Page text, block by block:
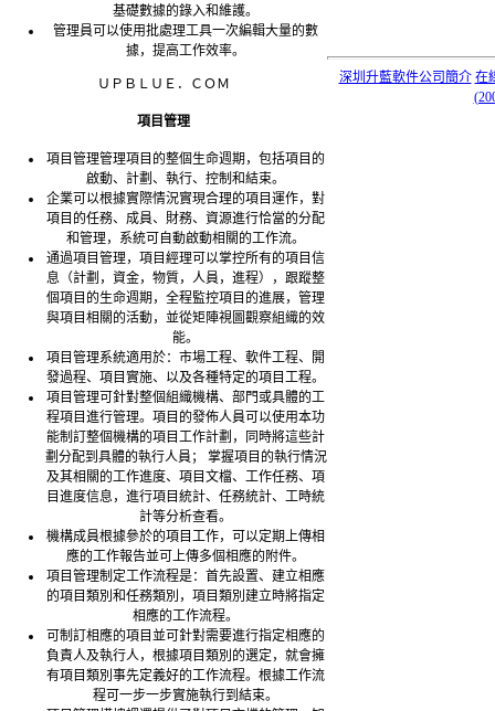
基礎數據的錄入和維護。
管理員可以使用批處理工具一次編輯大量的數
據，提高工作效率。
ＵＰＢＬＵＥ．ＣＯＭ
項目管理
項目管理管理項目的整個生命週期，包括項目的
啟動、計劃、執行、控制和結束。
企業可以根據實際情況實現合理的項目運作，對
項目的任務、成員、財務、資源進行恰當的分配
和管理，系統可自動啟動相關的工作流。
通過項目管理，項目經理可以掌控所有的項目信
息（計劃，資金，物質，人員，進程），跟蹤整
個項目的生命週期，全程監控項目的進展，管理
與項目相關的活動，並從矩陣視圖觀察組織的效
能。
項目管理系統適用於：市場工程、軟件工程、開
發過程、項目實施、以及各種特定的項目工程。
項目管理可針對整個組織機構、部門或具體的工
程項目進行管理。項目的發佈人員可以使用本功
能制訂整個機構的項目工作計劃，同時將這些計
劃分配到具體的執行人員； 掌握項目的執行情況
及其相關的工作進度、項目文檔、工作任務、項
目進度信息，進行項目統計、任務統計、工時統
計等分析查看。
機構成員根據參於的項目工作，可以定期上傳相
應的工作報告並可上傳多個相應的附件。
項目管理制定工作流程是：首先設置、建立相應
的項目類別和任務類別，項目類別建立時將指定
相應的工作流程。
可制訂相應的項目並可針對需要進行指定相應的
負責人及執行人，根據項目類別的選定，就會擁
有項目類別事先定義好的工作流程。根據工作流
程可一步一步實施執行到結束。
深圳升藍軟件公司簡介 在